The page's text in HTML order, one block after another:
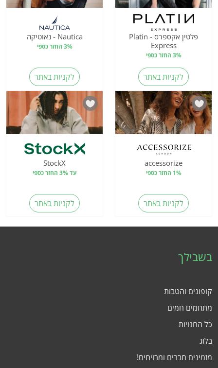
פלטין אקספרס - Platin
Express
3% החזר כספי
לקניות באתר
Nautica - נאוטיקה
3% החזר כספי
לקניות באתר
accessorize
1% החזר כספי
לקניות באתר
StockX
עד 3% החזר כספי
לקניות באתר
בשבילך
קופונים והטבות
מתחמים חמים
כל החנויות
בלוג
מזמינים חברים ומרויחים!